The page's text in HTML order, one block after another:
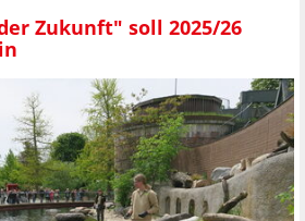
Zukunft" soll 2025/26